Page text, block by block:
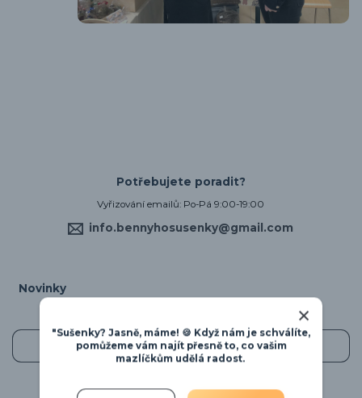
Potřebujete poradit?
Vyřizování emailů: Po-Pá 9:00-19:00
info.bennyhosusenky@gmail.com
Novinky
Zobrazit všechny novinky
"Sušenky? Jasně, máme! 🍪 Když nám je schválíte,
pomůžeme vám najít přesně to, co vašim
mazlíčkům udělá radost.